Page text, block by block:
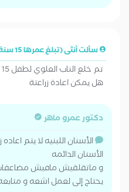
سألت أنثى (تبلغ عمرها 15 سنة)
هل يمكن اعادة زراعتة
دكتور عمرو ماهر
الأسنان اللبنيه لا يتم
الأسنان الدائمه
و ماتقلقيش مافيش
يحتاج إلى لعمل اشعه و